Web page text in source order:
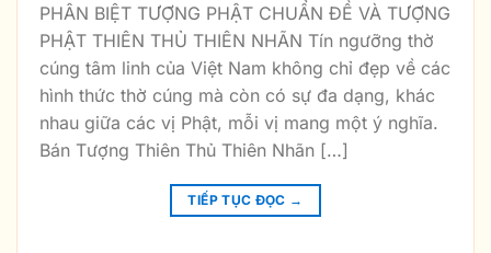
PHÂN BIỆT TƯỢNG PHẬT CHUẨN ĐỀ VÀ TƯỢNG
PHẬT THIÊN THỦ THIÊN NHÃN Tín ngưỡng thờ
cúng tâm linh của Việt Nam không chỉ đẹp về các
hình thức thờ cúng mà còn có sự đa dạng, khác
nhau giữa các vị Phật, mỗi vị mang một ý nghĩa.
Bán Tượng Thiên Thủ Thiên Nhãn […]
TIẾP TỤC ĐỌC →